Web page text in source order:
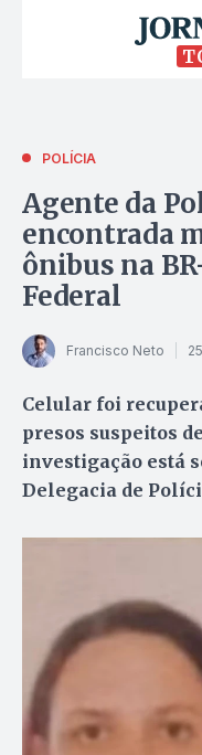
POLÍCIA
Agente da
encontrada
ônibus na
Federal
Francisco Neto
Celular foi
presos suspeitos
investigação está
Delegacia de